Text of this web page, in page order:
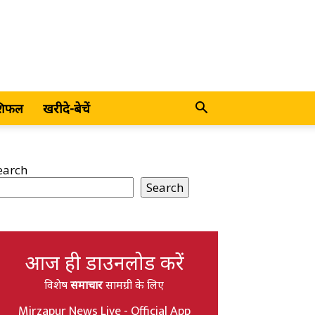
खरीदे-बेचें
Search
आज ही डाउनलोड करें
विशेषसमाचारसामग्री के लिए